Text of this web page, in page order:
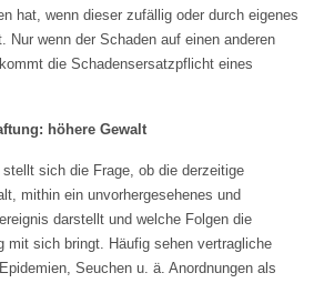
hat, wenn dieser zufällig oder durch eigenes
Nur wenn der Schaden auf einen anderen
die Schadensersatzpflicht eines
höhere Gewalt
stellt sich die Frage, ob die derzeitige
mithin ein unvorhergesehenes und
darstellt und welche Folgen die
mit sich bringt. Häufig sehen vertragliche
Seuchen u. ä. Anordnungen als